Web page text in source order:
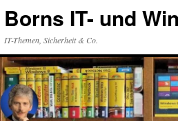
Inhalt
Borns IT- und
IT-Themen, Sicherheit & Co.